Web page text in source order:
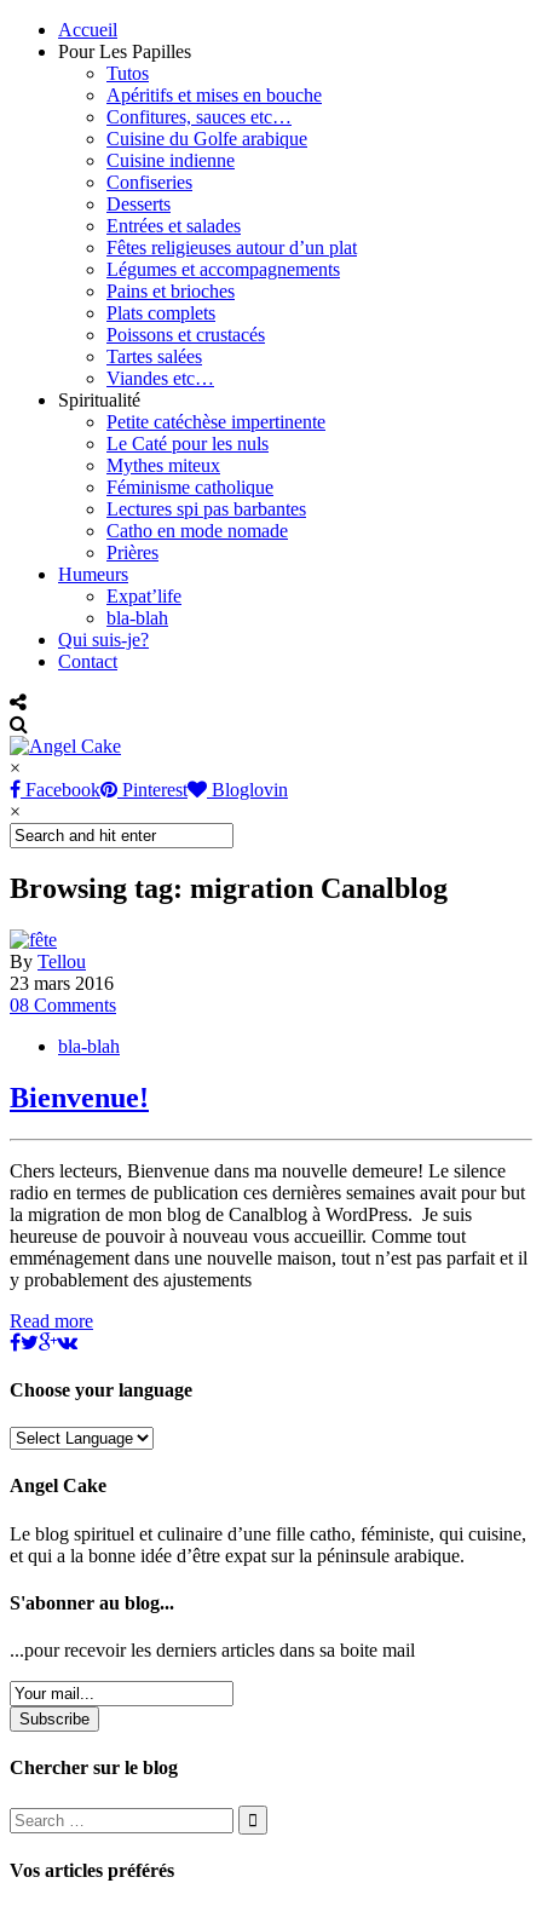
Accueil
Pour Les Papilles
Tutos
Apéritifs et mises en bouche
Confitures, sauces etc…
Cuisine du Golfe arabique
Cuisine indienne
Confiseries
Desserts
Entrées et salades
Fêtes religieuses autour d’un plat
Légumes et accompagnements
Pains et brioches
Plats complets
Poissons et crustacés
Tartes salées
Viandes etc…
Spiritualité
Petite catéchèse impertinente
Le Caté pour les nuls
Mythes miteux
Féminisme catholique
Lectures spi pas barbantes
Catho en mode nomade
Prières
Humeurs
Expat’life
bla-blah
Qui suis-je?
Contact
×
Facebook
Pinterest
Bloglovin
×
Browsing tag: migration Canalblog
By Tellou
23 mars 2016
08 Comments
bla-blah
Bienvenue!
Chers lecteurs, Bienvenue dans ma nouvelle demeure! Le silence
radio en termes de publication ces dernières semaines avait pour but
la migration de mon blog de Canalblog à WordPress. Je suis
heureuse de pouvoir à nouveau vous accueillir. Comme tout
emménagement dans une nouvelle maison, tout n’est pas parfait et il
y probablement des ajustements
Read more
Choose your language
Angel Cake
Le blog spirituel et culinaire d’une fille catho, féministe, qui cuisine,
et qui a la bonne idée d’être expat sur la péninsule arabique.
S'abonner au blog...
...pour recevoir les derniers articles dans sa boite mail
Subscribe
Chercher sur le blog
Vos articles préférés